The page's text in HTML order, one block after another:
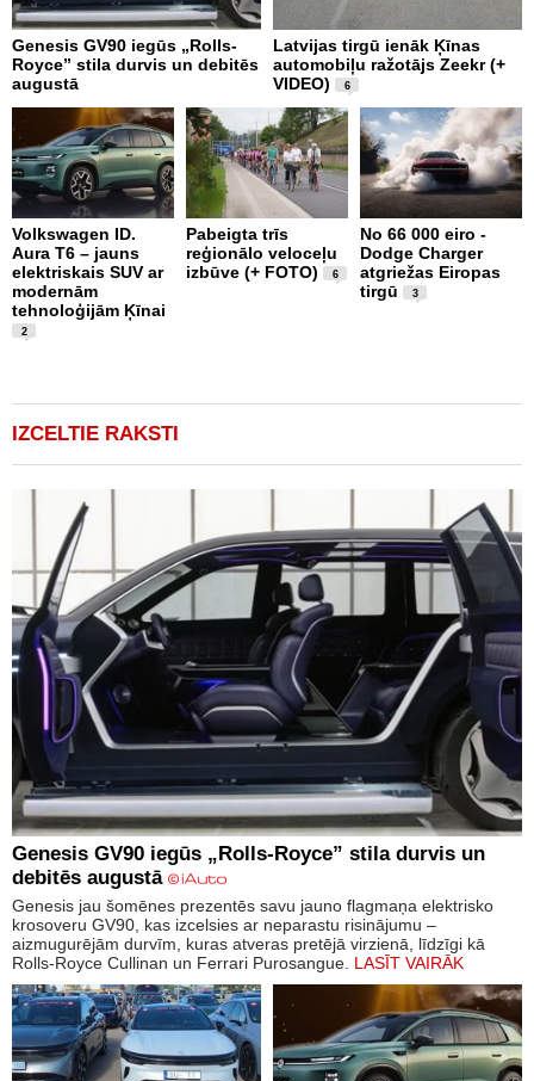
Genesis GV90 iegūs „Rolls-
Royce” stila durvis un debitēs
augustā
Latvijas tirgū ienāk Ķīnas
automobiļu ražotājs Zeekr (+
VIDEO)
6
Volkswagen ID.
Aura T6 – jauns
elektriskais SUV ar
modernām
tehnoloģijām Ķīnai
2
Pabeigta trīs
reģionālo veloceļu
izbūve (+ FOTO)
6
No 66 000 eiro -
Dodge Charger
atgriežas Eiropas
tirgū
3
IZCELTIE RAKSTI
Genesis GV90 iegūs „Rolls-Royce” stila durvis un
debitēs augustā
Genesis jau šomēnes prezentēs savu jauno flagmaņa elektrisko
krosoveru GV90, kas izcelsies ar neparastu risinājumu –
aizmugurējām durvīm, kuras atveras pretējā virzienā, līdzīgi kā
Rolls-Royce Cullinan un Ferrari Purosangue. LASĪT VAIRĀK